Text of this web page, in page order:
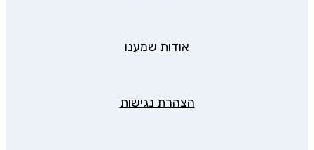
אודות שמענו
הצהרת נגישות